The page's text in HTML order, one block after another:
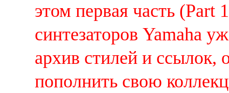
этом первая часть
синтезаторов Yamaha
архив стилей и ссылок,
пополнить свою